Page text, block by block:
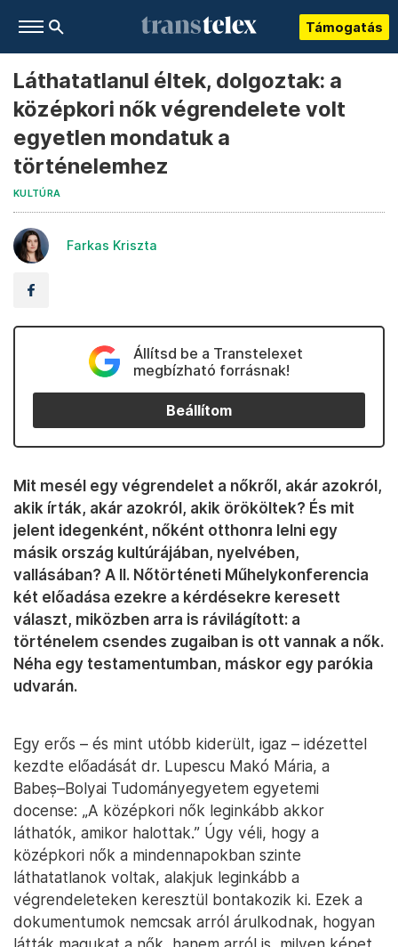
Támogatás
Láthatatlanul éltek, dolgoztak: a
középkori nők végrendelete volt
egyetlen mondatuk a
történelemhez
KULTÚRA
Farkas Kriszta
Állítsd be a Transtelexet
megbízható forrásnak!
Beállítom
Mit mesél egy végrendelet a nőkről, akár azokról,
akik írták, akár azokról, akik örököltek? És mit
jelent idegenként, nőként otthonra lelni egy
másik ország kultúrájában, nyelvében,
vallásában? A II. Nőtörténeti Műhelykonferencia
két előadása ezekre a kérdésekre keresett
választ, miközben arra is rávilágított: a
történelem csendes zugaiban is ott vannak a nők.
Néha egy testamentumban, máskor egy parókia
udvarán.
Egy erős – és mint utóbb kiderült, igaz – idézettel
kezdte előadását dr. Lupescu Makó Mária, a
Babeș–Bolyai Tudományegyetem egyetemi
docense: „A középkori nők leginkább akkor
láthatók, amikor halottak.” Úgy véli, hogy a
középkori nők a mindennapokban szinte
láthatatlanok voltak, alakjuk leginkább a
végrendeleteken keresztül bontakozik ki. Ezek a
dokumentumok nemcsak arról árulkodnak, hogyan